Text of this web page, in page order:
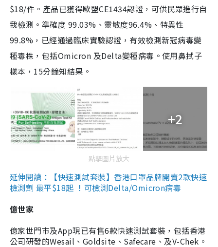
$18/件。產品已獲得歐盟CE1434認證，可供民眾進行自
我檢測。準確度 99.03%、靈敏度96.4%、特異性
99.8%，已經通過臨床實驗認證，有效檢測新冠病毒變
種毒株，包括Omicron 及Delta變種病毒。使用鼻拭子
樣本，15分鐘知結果。
+2
點擊圖片放大
延伸閱讀：【快速測試套裝】香港口罩品牌開賣2款快速
檢測劑 最平$18起 ！可檢測Delta/Omicron病毒
億世家
億家世門市及App現已有售6款快速測試套裝，包括香港
公司研發的Wesail、Goldsite、Safecare、及V-Chek。